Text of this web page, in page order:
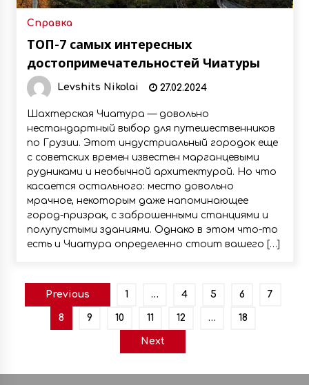
Справка
ТОП-7 самых интересных
достопримечательностей Чиатуры
Levshits Nikolai 27.02.2024
Шахтерская Чиатура — довольно
нестандартный выбор для путешественников
по Грузии. Этот индустриальный городок еще
с советских времен известен марганцевыми
рудниками и необычной архитектурой. Но что
касается остального: место довольно
мрачное, некоторым даже напоминающее
город-призрак, с заброшенными станциями и
полупустыми зданиями. Однако в этом что-то
есть и Чиатура определенно стоит вашего […]
Пагинация
записей
Previous 1 … 4 5 6 7
8 9 10 11 12 … 18
Next